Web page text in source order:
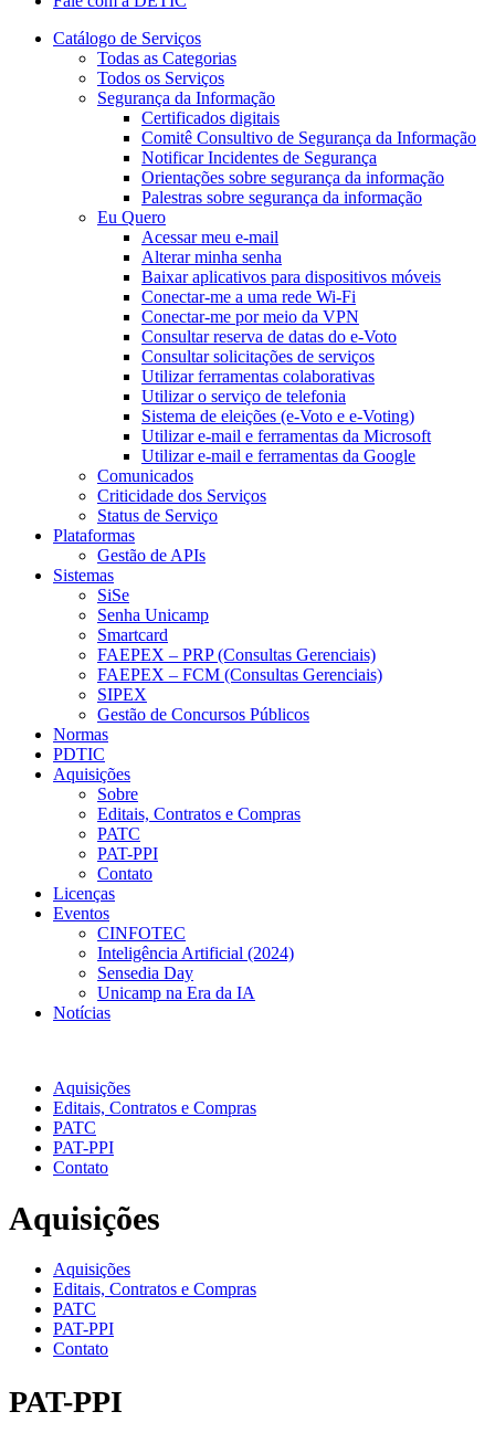
Catálogo de Serviços
Todas as Categorias
Todos os Serviços
Segurança da Informação
Certificados digitais
Comitê Consultivo de Segurança da Informação
Notificar Incidentes de Segurança
Orientações sobre segurança da informação
Palestras sobre segurança da informação
Eu Quero
Acessar meu e-mail
Alterar minha senha
Baixar aplicativos para dispositivos móveis
Conectar-me a uma rede Wi-Fi
Conectar-me por meio da VPN
Consultar reserva de datas do e-Voto
Consultar solicitações de serviços
Utilizar ferramentas colaborativas
Utilizar o serviço de telefonia
Sistema de eleições (e-Voto e e-Voting)
Utilizar e-mail e ferramentas da Microsoft
Utilizar e-mail e ferramentas da Google
Comunicados
Criticidade dos Serviços
Status de Serviço
Plataformas
Gestão de APIs
Sistemas
SiSe
Senha Unicamp
Smartcard
FAEPEX – PRP (Consultas Gerenciais)
FAEPEX – FCM (Consultas Gerenciais)
SIPEX
Gestão de Concursos Públicos
Normas
PDTIC
Aquisições
Sobre
Editais, Contratos e Compras
PATC
PAT-PPI
Contato
Licenças
Eventos
CINFOTEC
Inteligência Artificial (2024)
Sensedia Day
Unicamp na Era da IA
Notícias
Aquisições
Editais, Contratos e Compras
PATC
PAT-PPI
Contato
Aquisições
Aquisições
Editais, Contratos e Compras
PATC
PAT-PPI
Contato
PAT-PPI